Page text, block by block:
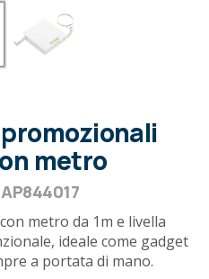
metro
metro da 1m e livella
ideale come gadget
a portata di mano.